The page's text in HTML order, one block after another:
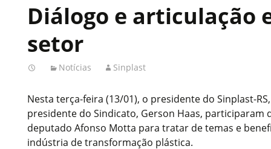
Diálogo e articulação
setor
Notícias Sinplast
Nesta terça-feira (13/01), o presidente do Sinplast-
presidente do Sindicato, Gerson Haas, participaram
deputado Afonso Motta para tratar de temas e
indústria de transformação plástica.